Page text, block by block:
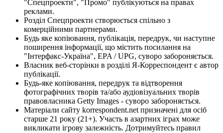
"Спецпроекти", "Промо" публікуються на правах
реклами.
Розділ Спецпроекти створюється спільно з
комерційними партнерами.
Будь яке копіювання, публікація, передрук, чи наступне
поширення інформації, що містить посилання на
"Інтерфакс-Україна", EPA / UPG, суворо забороняється.
Власник веб-сторінки в розділі Я-Корреспондент є автор
публікації.
Будь-яке копіювання, передрук та відтворення
фотографічних творів та/або аудіовізуальних творів
правовласника Getty Images - суворо забороняється.
Матеріали сайту korrespondent.net призначені для осіб
старше 21 року (21+). Участь в азартних іграх може
викликати ігрову залежність. Дотримуйтесь правил